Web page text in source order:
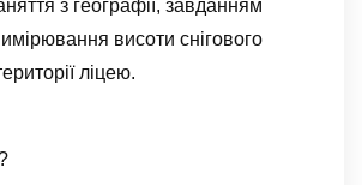
з географії, завданням
висоти снігового
ліцею.